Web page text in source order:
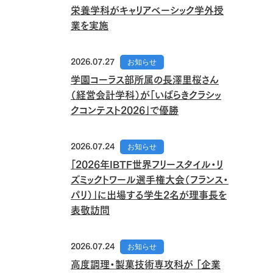
栄養学科がキャリアベーシック学外授
業を実施
2026.07.27 お知らせ
学園コーラス部所属の長澤里桜さん
（経営会計学科）が「いばらきクラシッ
クコンテスト2026」で優勝
2026.07.24 お知らせ
「2026年IBTF世界フリースタイル・リ
ズミックトワール選手権大会（フランス・
パリ）」に出場する学生2名が理事長を
表敬訪問
2026.07.24 お知らせ
高度調理・製菓技術専攻科が 「企業